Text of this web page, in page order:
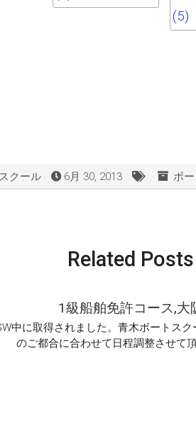
クール 6月 30, 2013 ボ
Related Posts
1級船舶免許コース,大
中に取得されました。青木ボートス
のご都合に合わせて日程調整させて